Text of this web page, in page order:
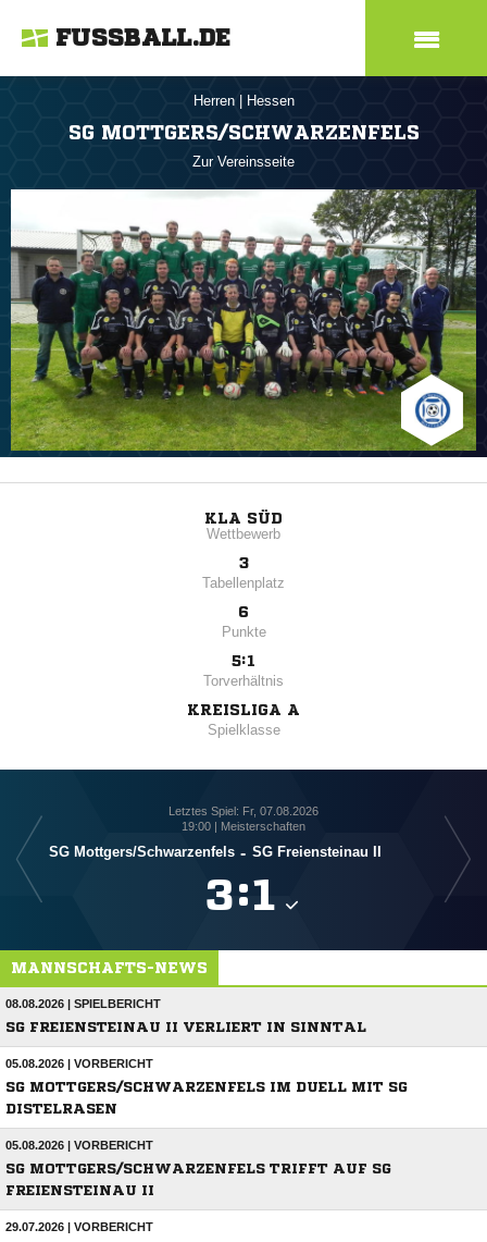
FUSSBALL.DE
Herren Hessen
SG MOTTGERS/SCHWARZENFELS
Zur Vereinsseite
KLA SÜD
Wettbewerb
3
Tabellenplatz
6
Punkte
5:1
Torverhältnis
KREISLIGA A
Spielklasse
Letztes Spiel: Fr, 07.08.2026
19:00 | Meisterschaften
SG Mottgers/​Schwarzenfels - SG Freiensteinau II
:
SG
MANNSCHAFTS-NEWS
08.08.2026 | SPIELBERICHT
SG FREIENSTEINAU II VERLIERT IN SINNTAL
05.08.2026 | VORBERICHT
SG MOTTGERS/SCHWARZENFELS IM DUELL MIT SG
DISTELRASEN
05.08.2026 | VORBERICHT
SG MOTTGERS/SCHWARZENFELS TRIFFT AUF SG
FREIENSTEINAU II
29.07.2026 | VORBERICHT